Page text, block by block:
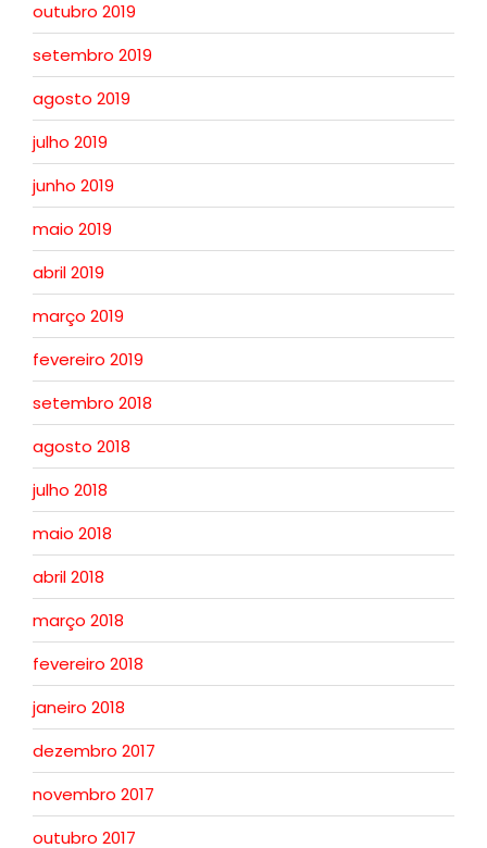
outubro 2019
setembro 2019
agosto 2019
julho 2019
junho 2019
maio 2019
abril 2019
março 2019
fevereiro 2019
setembro 2018
agosto 2018
julho 2018
maio 2018
abril 2018
março 2018
fevereiro 2018
janeiro 2018
dezembro 2017
novembro 2017
outubro 2017